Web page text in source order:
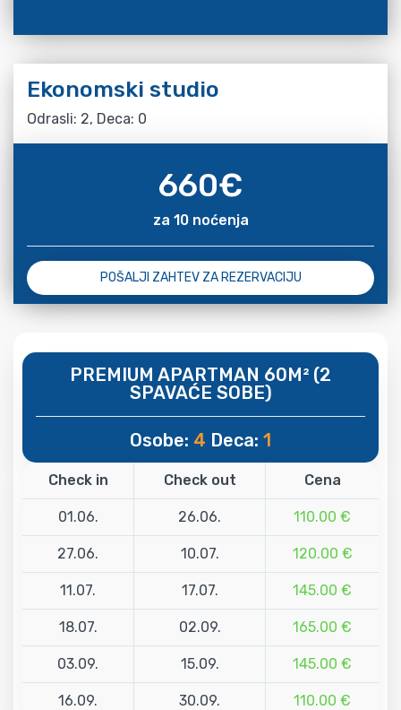
Ekonomski studio
Odrasli: 2, Deca: 0
660€
za 10 noćenja
POŠALJI ZAHTEV ZA REZERVACIJU
PREMIUM APARTMAN 60M² (2
SPAVAĆE SOBE)
Osobe: 4 Deca: 1
Check in Check out Cena
01.06. 26.06. 110.00 €
27.06. 10.07. 120.00 €
11.07. 17.07. 145.00 €
18.07. 02.09. 165.00 €
03.09. 15.09. 145.00 €
16.09. 30.09. 110.00 €